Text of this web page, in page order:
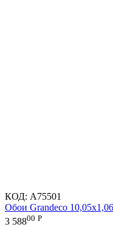
КОД: A75501
Обои Grandeco
3 58800 Р